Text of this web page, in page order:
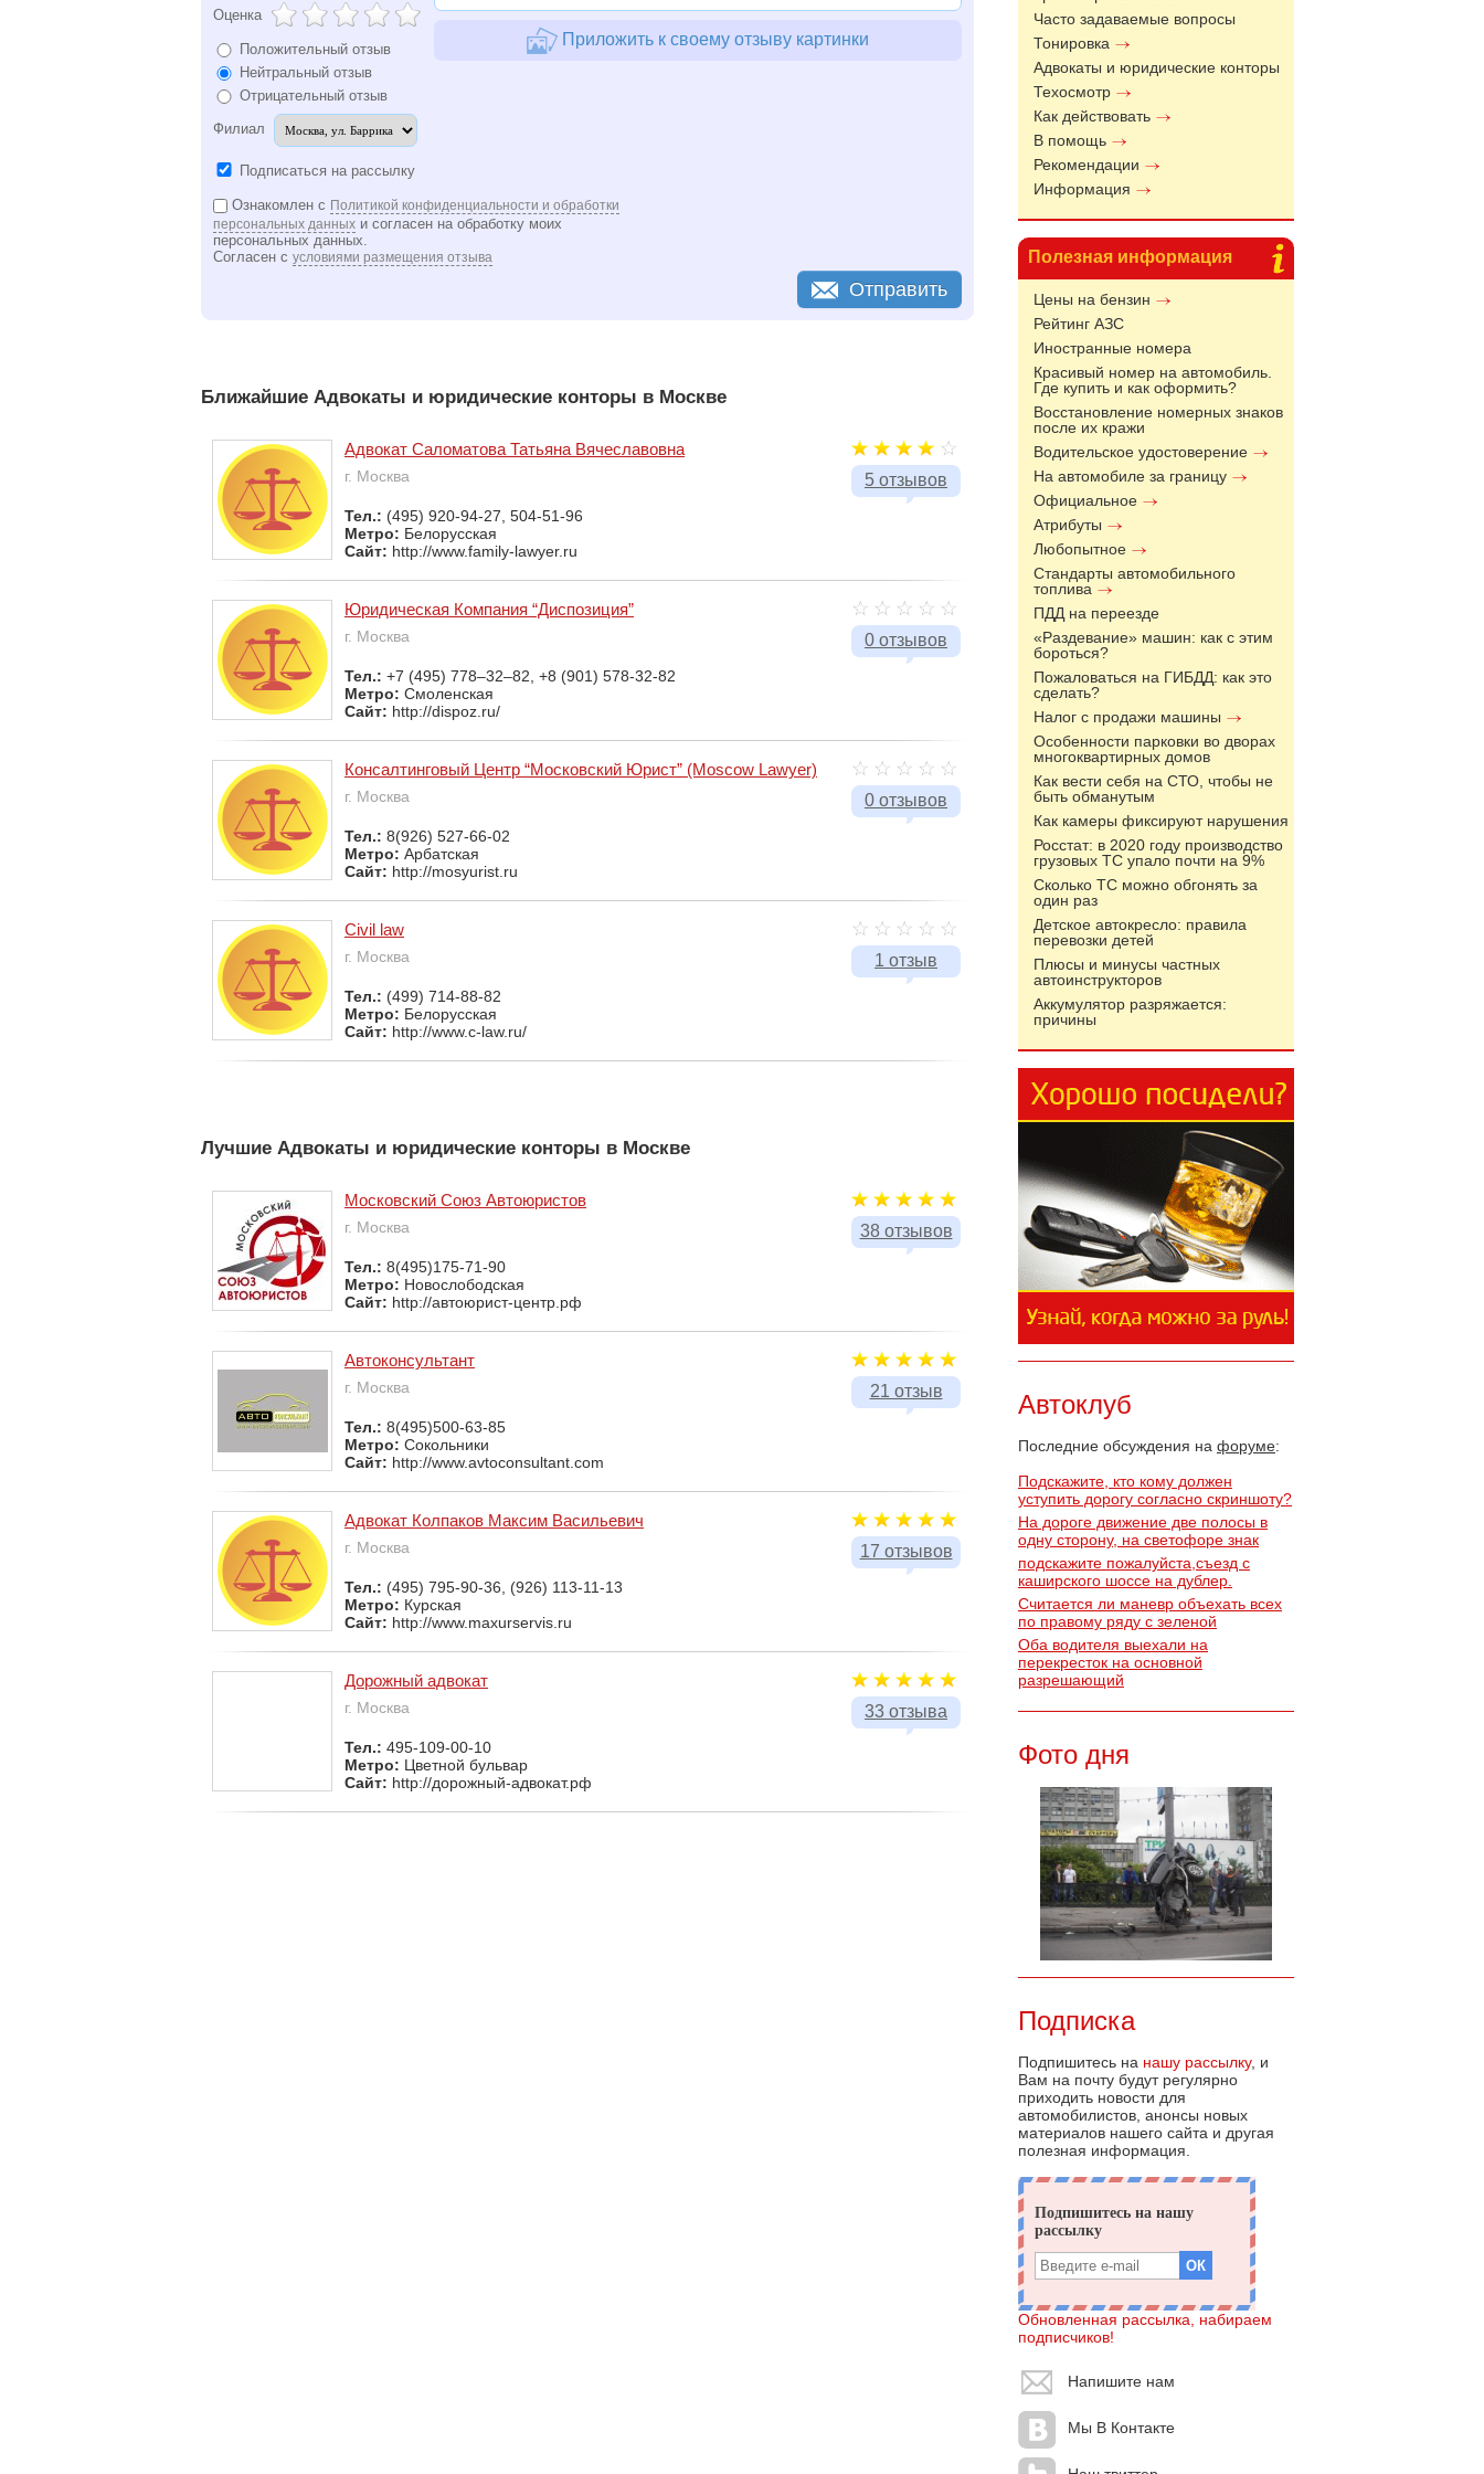
Часто задаваемые вопросы
Тонировка
Адвокаты и юридические конторы
Техосмотр
Как действовать
В помощь
Рекомендации
Информация
Полезная информация
Цены на бензин
Рейтинг АЗС
Иностранные номера
Красивый номер на автомобиль.
Где купить и как оформить?
Восстановление номерных знаков
после их кражи
Водительское удостоверение
На автомобиле за границу
Официальное
Атрибуты
Любопытное
Стандарты автомобильного
топлива
ПДД на переезде
«Раздевание» машин: как с этим
бороться?
Пожаловаться на ГИБДД: как это
сделать?
Налог с продажи машины
Особенности парковки во дворах
многоквартирных домов
Как вести себя на СТО, чтобы не
быть обманутым
Как камеры фиксируют нарушения
Росстат: в 2020 году производство
грузовых ТС упало почти на 9%
Сколько ТС можно обгонять за
один раз
Детское автокресло: правила
перевозки детей
Плюсы и минусы частных
автоинструкторов
Аккумулятор разряжается:
причины
Автоклуб
Последние обсуждения на форуме:
Подскажите, кто кому должен
уступить дорогу согласно скриншоту?
На дороге движение две полосы в
одну сторону, на светофоре знак
подскажите пожалуйста,съезд с
каширского шоссе на дублер.
Считается ли маневр объехать всех
по правому ряду с зеленой
Оба водителя выехали на
перекресток на основной
разрешающий
Фото дня
Подписка
Подпишитесь на нашу рассылку, и
Вам на почту будут регулярно
приходить новости для
автомобилистов, анонсы новых
материалов нашего сайта и другая
полезная информация.
Обновленная рассылка, набираем
подписчиков!
Напишите нам
Мы В Контакте
Оценка
Положительный отзыв
Нейтральный отзыв
Отрицательный отзыв
Филиал
Подписаться на рассылку
Приложить к своему отзыву картинки
Ознакомлен с Политикой конфиденциальности и обработки
персональных данных и согласен на обработку моих
персональных данных.
Согласен с условиями размещения отзыва
Отправить
Ближайшие Адвокаты и юридические конторы в Москве
5 отзывов
Адвокат Саломатова Татьяна Вячеславовна
г. Москва
Тел.: (495) 920-94-27, 504-51-96
Метро: Белорусская
Сайт: http://www.family-lawyer.ru
0 отзывов
Юридическая Компания “Диспозиция”
г. Москва
Тел.: +7 (495) 778–32–82, +8 (901) 578-32-82
Метро: Смоленская
Сайт: http://dispoz.ru/
0 отзывов
Консалтинговый Центр “Московский Юрист” (Moscow Lawyer)
г. Москва
Тел.: 8(926) 527-66-02
Метро: Арбатская
Сайт: http://mosyurist.ru
1 отзыв
Civil law
г. Москва
Тел.: (499) 714-88-82
Метро: Белорусская
Сайт: http://www.c-law.ru/
Лучшие Адвокаты и юридические конторы в Москве
38 отзывов
Московский Союз Автоюристов
г. Москва
Тел.: 8(495)175-71-90
Метро: Новослободская
Сайт: http://автоюрист-центр.рф
21 отзыв
Автоконсультант
г. Москва
Тел.: 8(495)500-63-85
Метро: Сокольники
Сайт: http://www.avtoconsultant.com
17 отзывов
Адвокат Колпаков Максим Васильевич
г. Москва
Тел.: (495) 795-90-36, (926) 113-11-13
Метро: Курская
Сайт: http://www.maxurservis.ru
33 отзыва
Дорожный адвокат
г. Москва
Тел.: 495-109-00-10
Метро: Цветной бульвар
Сайт: http://дорожный-адвокат.рф